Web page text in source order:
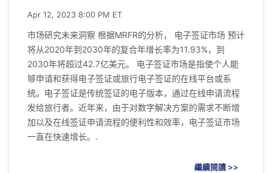
Apr 12, 2023 8:00 PM ET
市场研究未来洞察 根据MRFR的分析， 电子签证市场 预计
将从2020年到2030年的复合年增长率为11.93%，到
2030年将超过42.7亿美元。 电子签证市场是指使个人能
够申请和获得电子签证或旅行电子签证的在线平台或系
统。电子签证是传统签证的电子版本，通过在线申请流程
发给旅行者。近年来，由于对数字解决方案的需求不断增
加以及在线签证申请流程的便利性和效率，电子签证市场
一直在快速增长。.
繼續閱讀 >>